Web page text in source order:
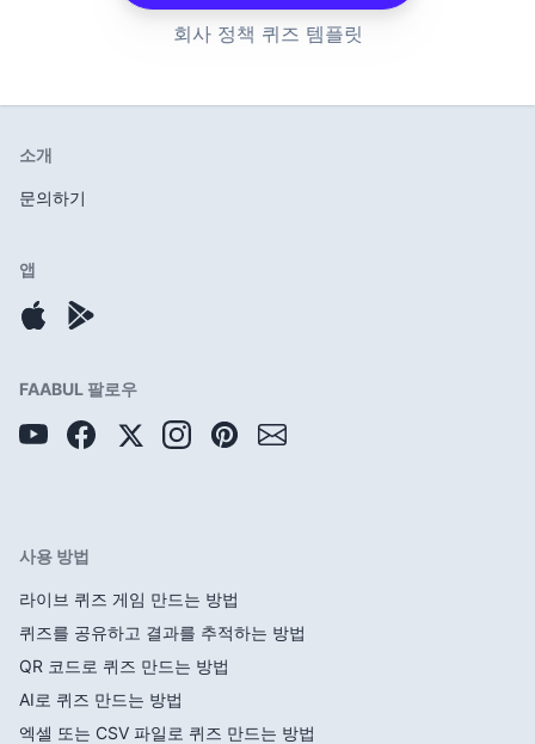
회사 정책 퀴즈 템플릿
소개
문의하기
앱
FAABUL 팔로우
사용 방법
라이브 퀴즈 게임 만드는 방법
퀴즈를 공유하고 결과를 추적하는 방법
QR 코드로 퀴즈 만드는 방법
AI로 퀴즈 만드는 방법
엑셀 또는 CSV 파일로 퀴즈 만드는 방법